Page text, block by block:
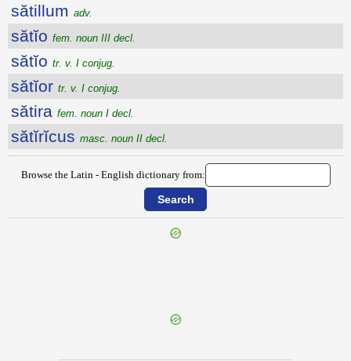
sătillum adv.
sătĭo fem. noun III decl.
sătĭo tr. v. I conjug.
sătĭor tr. v. I conjug.
sătira fem. noun I decl.
sătĭrĭcus masc. noun II decl.
Browse the Latin - English dictionary from: